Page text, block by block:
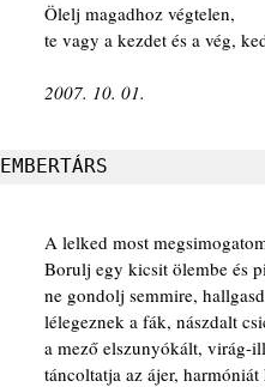
Ölelj magadhoz végtelen,
2007. 10. 01.
EMBERTÁRS
A lelked most
Borulj egy kicsit ölembe és
ne gondolj semmire,
lélegeznek a fák, nászdalt
a mező elszunyókált, virág-
táncoltatja az ájer, harmóniát